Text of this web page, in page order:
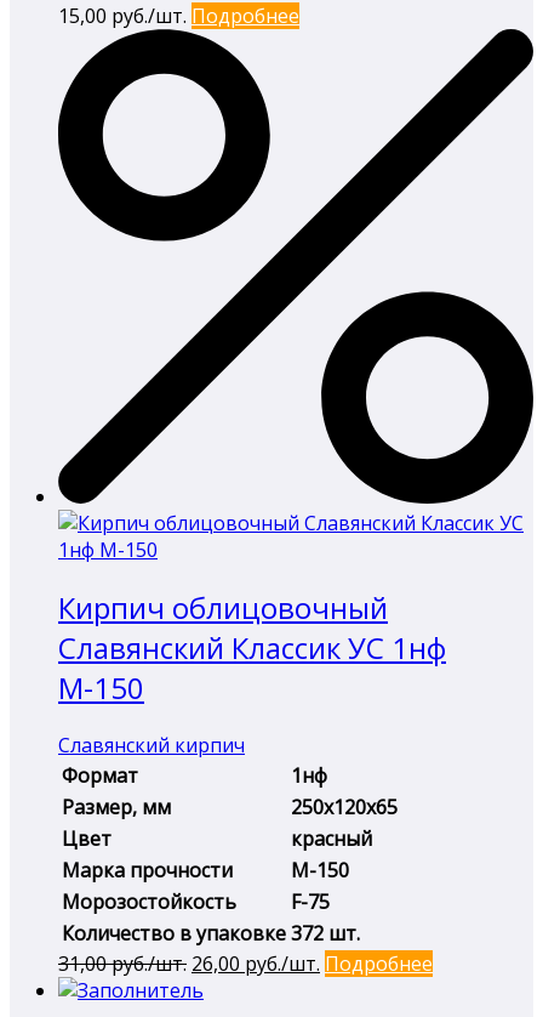
15,00 руб./шт. Подробнее
Кирпич облицовочный
Славянский Классик УС 1нф
М-150
Славянский кирпич
Формат
1нф
Размер, мм
250х120х65
Цвет
красный
Марка прочности
М-150
Морозостойкость
F-75
Количество в упаковке372 шт.
31,00руб./шт. Первоначальная
цена
26,00 руб./шт. Текущая
Подробнее